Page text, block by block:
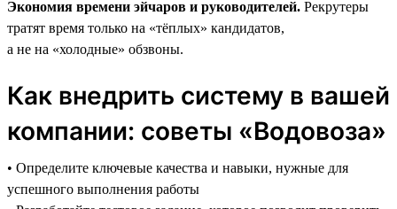
Экономия времени эйчаров и руководителей. Рекрутеры
тратят время только на «тёплых» кандидатов,
а не на «холодные» обзвоны.
Как внедрить систему в вашей
компании: советы «Водовоза»
• Определите ключевые качества и навыки, нужные для
успешного выполнения работы